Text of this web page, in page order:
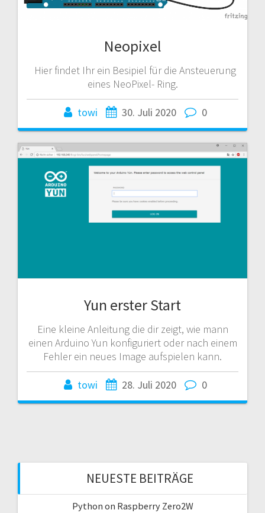
Neopixel
Hier findet Ihr ein Besipiel für die Ansteuerung
eines NeoPixel- Ring.
towi 30. Juli 2020 0
Yun erster Start
Eine kleine Anleitung die dir zeigt, wie mann
einen Arduino Yun konfiguriert oder nach einem
Fehler ein neues Image aufspielen kann.
towi 28. Juli 2020 0
NEUESTE BEITRÄGE
Python on Raspberry Zero2W